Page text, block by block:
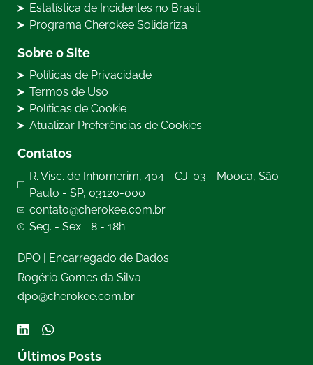
Estatística de Incidentes no Brasil
Programa Cherokee Solidariza
Sobre o Site
Políticas de Privacidade
Termos de Uso
Políticas de Cookie
Atualizar Preferências de Cookies
Contatos
R. Visc. de Inhomerim, 404 - CJ. 03 - Mooca, São
Paulo - SP, 03120-000
contato@cherokee.com.br
Seg. - Sex. : 8 - 18h
DPO | Encarregado de Dados
Rogério Gomes da Silva
dpo@cherokee.com.br
Últimos Posts